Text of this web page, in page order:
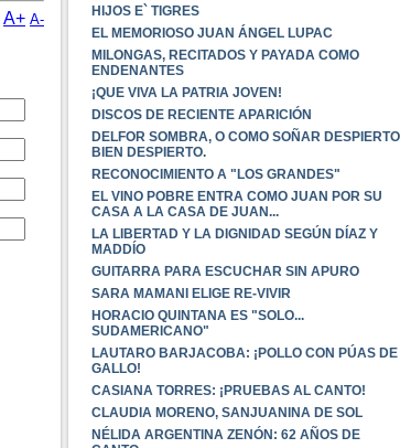
A+ A-
HIJOS E` TIGRES
EL MEMORIOSO JUAN ÁNGEL LUPAC
MILONGAS, RECITADOS Y PAYADA COMO
ENDENANTES
¡QUE VIVA LA PATRIA JOVEN!
DISCOS DE RECIENTE APARICIÓN
DELFOR SOMBRA, O COMO SOÑAR
BIEN DESPIERTO.
RECONOCIMIENTO A "LOS GRANDES"
EL VINO POBRE ENTRA COMO JUAN POR SU
CASA A LA CASA DE JUAN...
LA LIBERTAD Y LA DIGNIDAD SEGÚN DÍAZ Y
MADDÍO
GUITARRA PARA ESCUCHAR SIN APURO
SARA MAMANI ELIGE RE-VIVIR
HORACIO QUINTANA ES "SOLO...
SUDAMERICANO"
LAUTARO BARJACOBA: ¡POLLO CON PÚAS DE
GALLO!
CASIANA TORRES: ¡PRUEBAS AL CANTO!
CLAUDIA MORENO, SANJUANINA DE SOL
NÉLIDA ARGENTINA ZENÓN: 62 AÑOS DE